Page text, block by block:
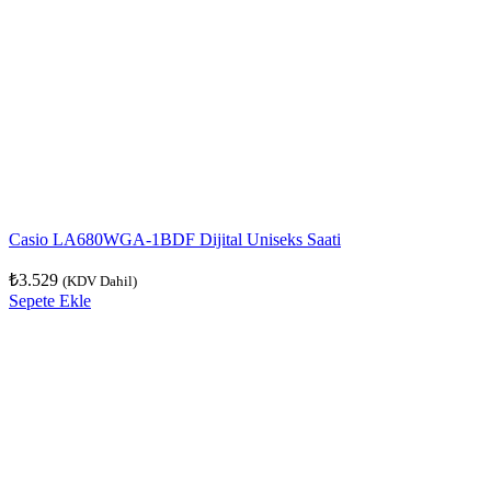
Casio LA680WGA-1BDF Dijital Uniseks Saati
₺3.529 (KDV Dahil)
Sepete Ekle